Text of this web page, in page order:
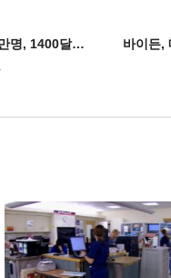
소셜연금 수혜자 3천만명, 1400달러 현금지원 7일에 받는다